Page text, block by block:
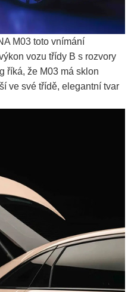
M03 toto vnímání
vozu třídy B s rozvory
říká, že M03 má sklon
ve své třídě, elegantní tvar